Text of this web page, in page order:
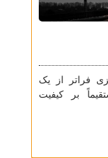
فراتر از یک
بر کیفیت